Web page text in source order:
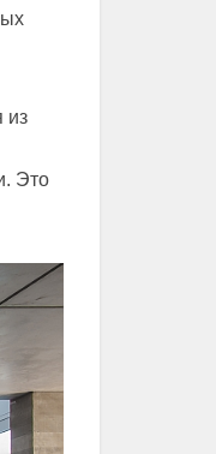
из
Это